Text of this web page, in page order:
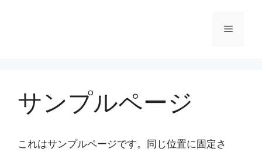
メ
サンプルページ
これはサンプルページです。同じ位置に固定さ